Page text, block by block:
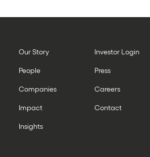
Our Story
People
Companies
Impact
Insights
Investor Login
Press
Careers
Contact